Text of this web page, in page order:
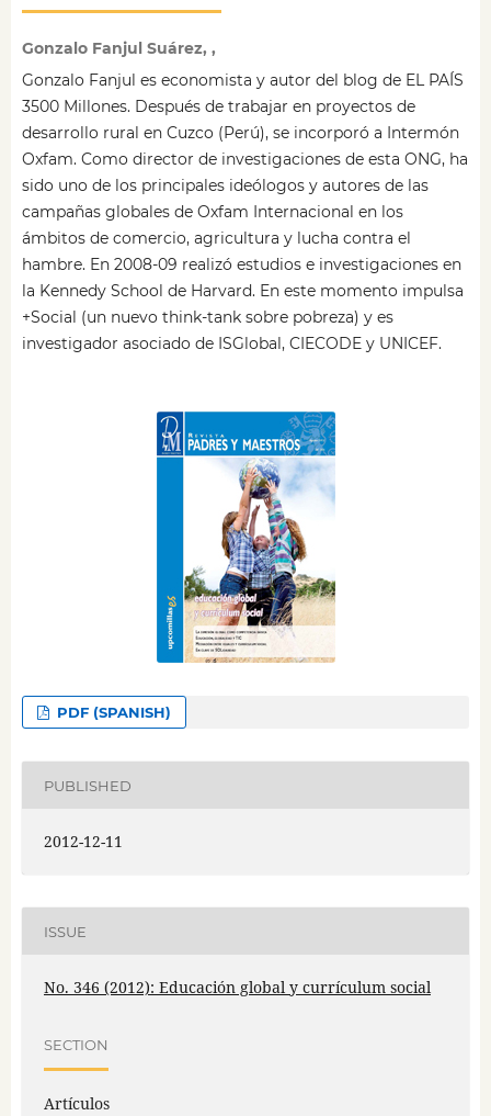
Gonzalo Fanjul Suárez, ,
Gonzalo Fanjul es economista y autor del blog de EL PAÍS
3500 Millones. Después de trabajar en proyectos de
desarrollo rural en Cuzco (Perú), se incorporó a Intermón
Oxfam. Como director de investigaciones de esta ONG, ha
sido uno de los principales ideólogos y autores de las
campañas globales de Oxfam Internacional en los
ámbitos de comercio, agricultura y lucha contra el
hambre. En 2008-09 realizó estudios e investigaciones en
la Kennedy School de Harvard. En este momento impulsa
+Social (un nuevo think-tank sobre pobreza) y es
investigador asociado de ISGlobal, CIECODE y UNICEF.
PDF (SPANISH)
PUBLISHED
2012-12-11
ISSUE
No. 346 (2012): Educación global y currículum social
SECTION
Artículos